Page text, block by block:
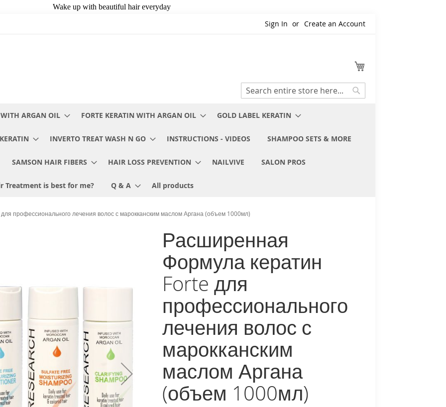
Sign In Create an Account
Search
ARGAN OIL FORTE KERATIN WITH ARGAN OIL GOLD LABEL KERATIN
INVERTO TREAT WASH N GO INSTRUCTIONS - VIDEOS SHAMPOO SETS & MORE
SAMSON HAIR FIBERS HAIR LOSS PREVENTION NAILVIVE SALON PROS
Treatment is best for me? Q & A All products
профессионального лечения волос с марокканским маслом Аргана (объем 1000мл)
Расширенная
Формула кератин
Forte для
профессионального
лечения волос с
марокканским
маслом Аргана
(объем 1000мл)